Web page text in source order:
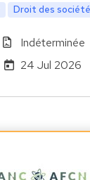
Droit des
Indéterminée
24 Jul 2026